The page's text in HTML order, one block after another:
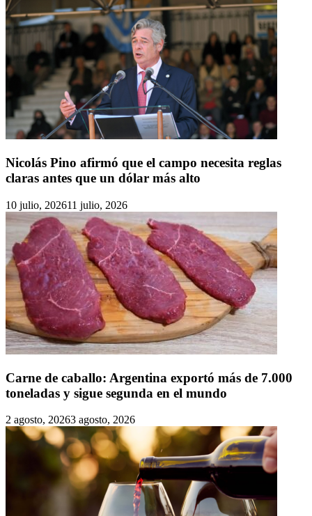
Nicolás Pino afirmó que el campo necesita reglas
claras antes que un dólar más alto
10 julio, 202611 julio, 2026
Carne de caballo: Argentina exportó más de 7.000
toneladas y sigue segunda en el mundo
2 agosto, 20263 agosto, 2026